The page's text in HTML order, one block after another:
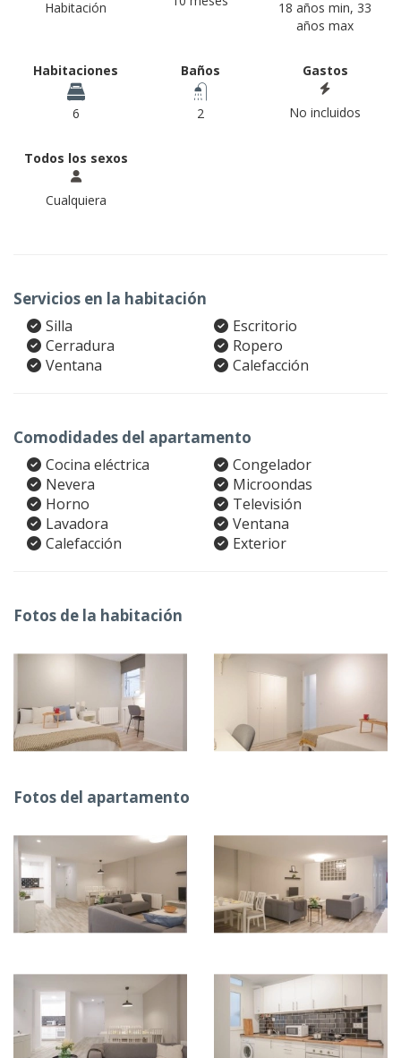
Habitación
18 años min, 33
años max
Habitaciones
6
Baños
2
Gastos
No incluidos
Todos los sexos
Cualquiera
Servicios en la habitación
Silla
Escritorio
Cerradura
Ropero
Ventana
Calefacción
Comodidades del apartamento
Cocina eléctrica
Congelador
Nevera
Microondas
Horno
Televisión
Lavadora
Ventana
Calefacción
Exterior
Fotos de la habitación
Fotos del apartamento